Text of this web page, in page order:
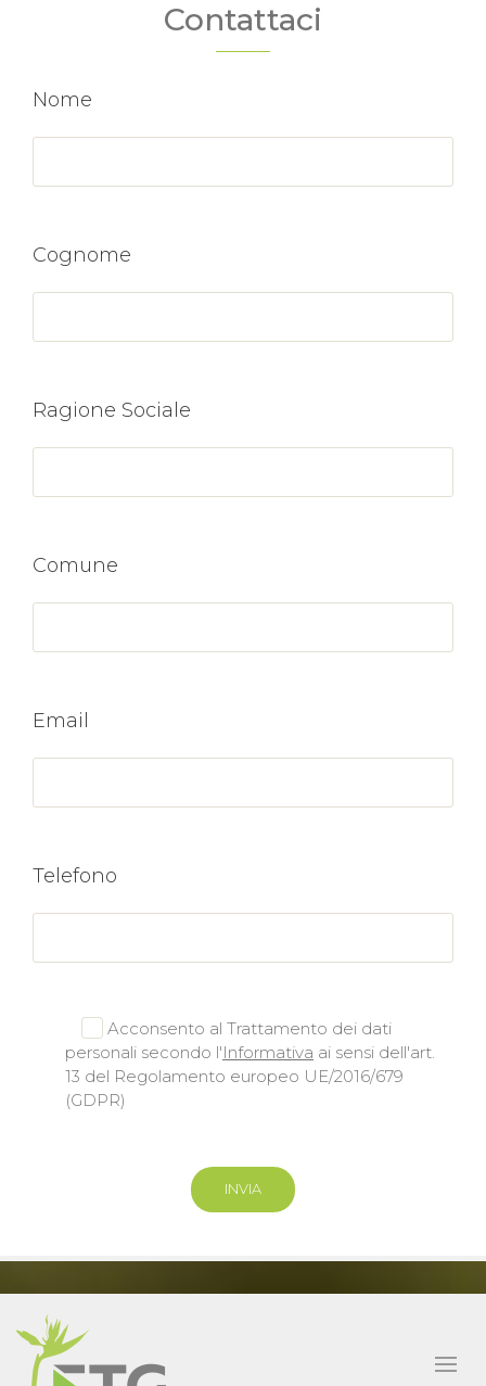
Contattaci
Nome
Cognome
Ragione Sociale
Comune
Email
Telefono
Acconsento al Trattamento dei dati
personali secondo l'Informativa ai sensi dell'art.
13 del Regolamento europeo UE/2016/679
(GDPR)